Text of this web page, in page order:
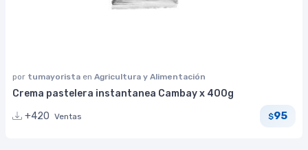
por tumayorista en Agricultura y Alimentación
Crema pastelera instantanea Cambay x 400g
+420 Ventas $95